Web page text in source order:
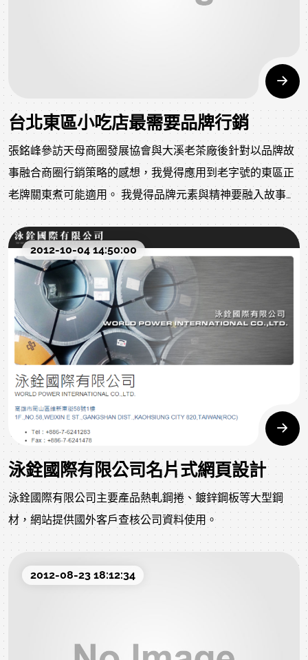
台北東區小吃店最需要品牌行銷
張銘峰參訪天母商圈發展協會與大溪老茶廠後針對以品牌故
事融合商圈行銷策略的感想，我覺得應用到老字號的東區正
老牌關東煮可能適用。 我覺得品牌元素與精神要融入故事情
節中，這個案子中歷史與文化是我為品牌加分的策略。
2012-10-04 14:50:00
泳銓國際有限公司名片式網頁設計
泳銓國際有限公司主要產品熱軋鋼捲、鍍鋅鋼板等大型鋼
材，網站提供國外客戶查核公司資料使用。
2012-08-23 18:12:34